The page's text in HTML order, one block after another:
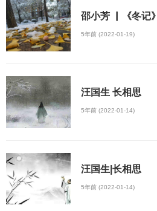
邵小芳 ▏《冬记
5年前 (2022-01-19)
汪国生 长相思
5年前 (2022-01-14)
汪国生|长相思
5年前 (2022-01-14)